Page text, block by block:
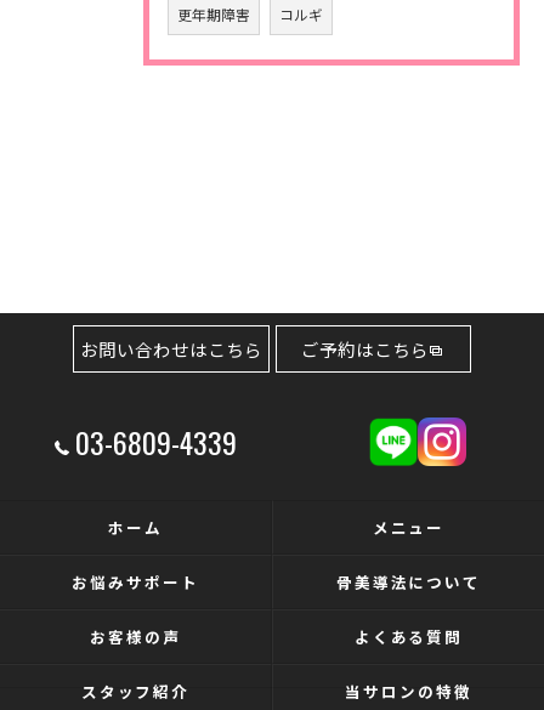
更年期障害 コルギ
03-6809-4339
お問い合わせはこちら ご予約はこちら
ホーム メニュー
お悩みサポート 骨美導法について
お客様の声 よくある質問
スタッフ紹介 当サロンの特徴